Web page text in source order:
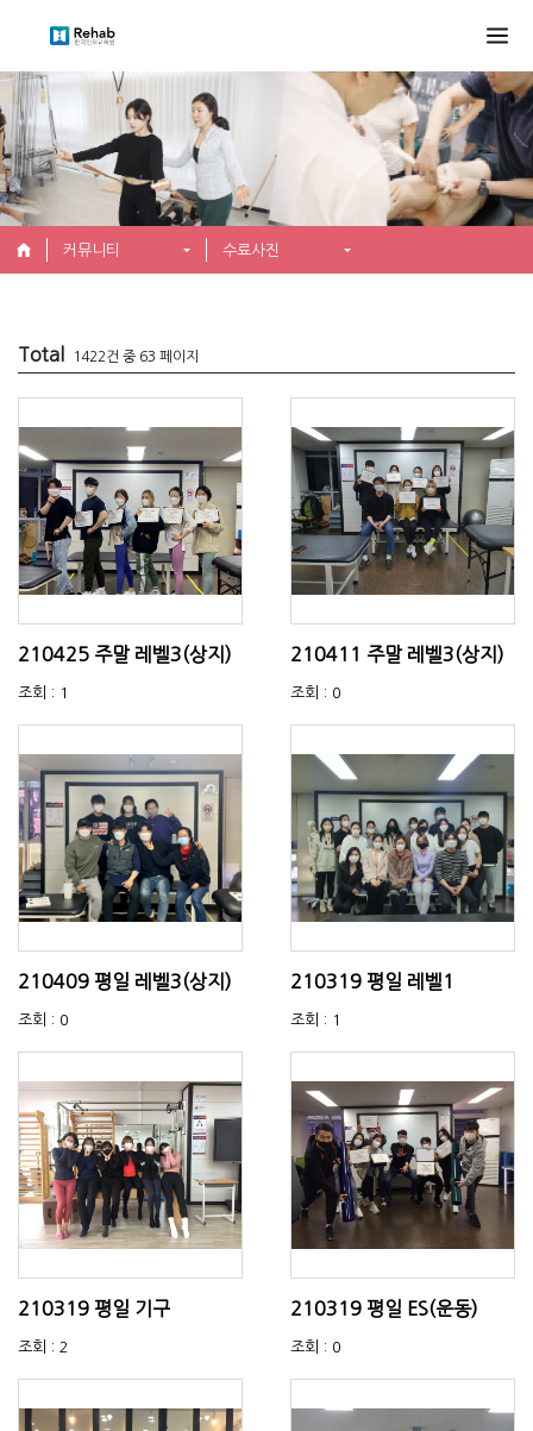
커뮤니티 수료사진
Total 1422건 중 63 페이지
210425 주말 레벨3(상지)
조회 : 1
210411 주말 레벨3(상지)
조회 : 0
210409 평일 레벨3(상지)
조회 : 0
210319 평일 레벨1
조회 : 1
210319 평일 기구
조회 : 2
210319 평일 ES(운동)
조회 : 0